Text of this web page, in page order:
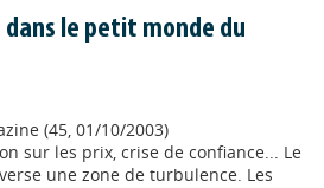
dans le petit monde du
(45, 01/10/2003)
sur les prix, crise de confiance... Le
une zone de turbulence. Les